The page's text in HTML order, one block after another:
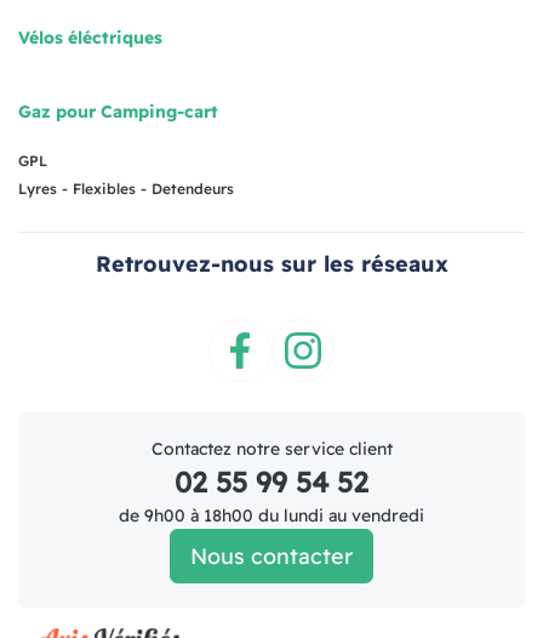
Vélos éléctriques
Gaz pour Camping-cart
GPL
Lyres - Flexibles - Detendeurs
Retrouvez-nous sur les réseaux
Contactez notre service client
02 55 99 54 52
de 9h00 à 18h00 du lundi au vendredi
Nous contacter